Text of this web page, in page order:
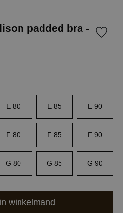
padded bra -
E 80 E 85 E 90
F 80 F 85 F 90
G 80 G 85 G 90
winkelmand